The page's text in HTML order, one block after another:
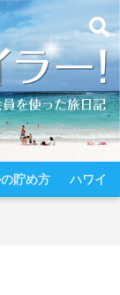
貯め方 ハワイ